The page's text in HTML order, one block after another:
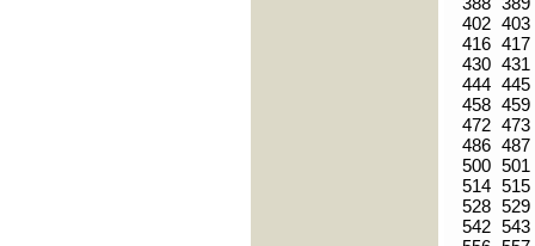
402 403
416 417
430 431
444 445
458 459
472 473
486 487
500 501
514 515
528 529
542 543